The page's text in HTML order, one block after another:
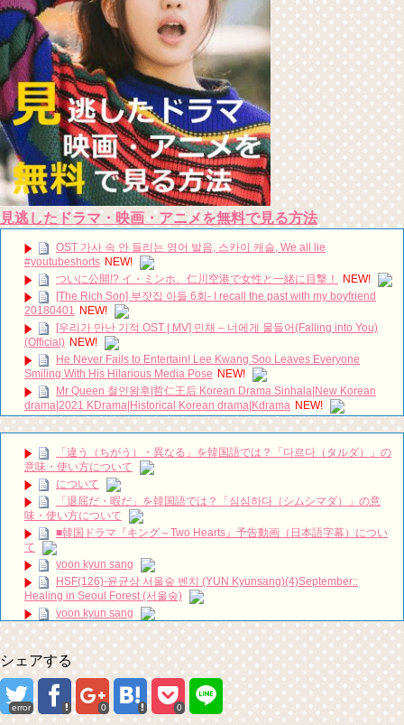
見逃したドラマ・映画・アニメを無料で見る方法
OST 가사 속 안 들리는 영어 발음, 스카이 캐슬, We all lie
#youtubeshorts NEW!
ついに公開!? イ・ミンホ、仁川空港で女性と一緒に目撃！
NEW!
[The Rich Son] 부잣집 아들 6회- I recall the past with my boyfriend
20180401 NEW!
[우리가 만난 기적 OST | MV] 민채 – 너에게 물들어(Falling into You)
(Official) NEW!
He Never Fails to Entertain! Lee Kwang Soo Leaves Everyone
Smiling With His Hilarious Media Pose NEW!
Mr Queen 철인왕후|哲仁王后 Korean Drama Sinhala|New Korean
drama|2021 KDrama|Historical Korean drama|Kdrama NEW!
【韓国ドラマ】ペントハウス見たときに思ったこと。
NEW!
放送終了 韓国ドラマ「お父様、私がお世話します」パク・ウンビン＆
イ・テファンの恋の行方は？爸爸我来伺候你 아버님 제가 모실게요 Father I'll
Take Care of You NEW!
2PM ジュノ、ドラマ「油っぽいメロ」への愛情“25日までどうやっ
て…” Big News TV NEW!
©️ tVN | Women in Love😭❤️#filingforlove #shinhaesun #gongmyung
#kimjaewook #kdrama #shorts
【モンスト】狐の花嫁ジュン激究極☆ルシファー４体なら余裕だよ
ね？ NEW!
ハン・ヘジン 한혜진 – (선공개) 강남 3대 얼짱 출신 &#39;한혜진 언니
&#39; (ft. 도여니의 학창시절) | 편 먹고 갈래요? 밥블레스유 2 bobblessyou2
EP.18
ソン・ヘギョ – ソンヘギョ キスまとめ
ハン・ヘジン 한혜진 – Still We (여전히 우리는)
한가인 –
「ライフ・ オン・ マーズ」2019年11月2日TSUTAYAにて先行レンタ
「違う（ちがう）・異なる」を韓国語では？「다르다（タルダ）」の
意味・使い方について
について
「退屈だ・暇だ」を韓国語では？「심심하다（シムシマダ）」の意
味・使い方について
■韓国ドラマ『キング～Two Hearts』予告動画（日本語字幕）につい
て
yoon kyun sang
HSF(126)-윤균상 서울숲 벤치 (YUN Kyunsang)(4)September::
Healing in Seoul Forest (서울숲)
yoon kyun sang
ユン・ギュンサン主演「潜入弁護人」第1回特別公開！
九尾狐外伝 第２話 キム・ジウ チョ・ヒョンジェ
九尾狐外伝 メイキング03 ハン・イェスル
チョ・ヒョンジェ 조현재 九尾狐外伝 制作発表会
キム・テヒの弟イ・ワン♥イ・ボミ、今日（28日）結婚……
「まず熱く掃除せよ」女優キム・ユジョン、「健康がとても回復…痩
シェアする
error 0 0